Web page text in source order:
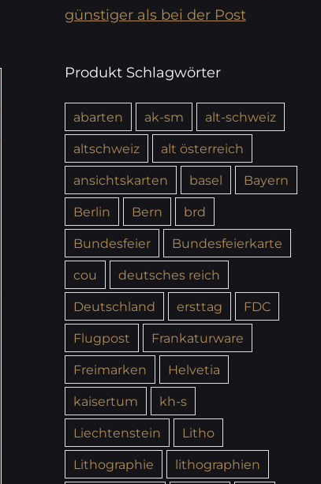
günstiger als bei der Post
Produkt Schlagwörter
abarten ak-sm
alt-schweiz
altschweiz
alt österreich
ansichtskarten
basel
Bayern
Berlin
Bern
brd
Bundesfeier
Bundesfeierkarte
cou
deutsches reich
Deutschland
ersttag
FDC
Flugpost
Frankaturware
Freimarken
Helvetia
kaisertum
kh-s
Liechtenstein
Litho
Lithographie
lithographien